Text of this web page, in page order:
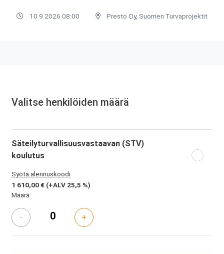
10.9.2026 08:00 Presto Oy, Suomen Turvaprojektit
Valitse henkilöiden määrä
Säteilyturvallisuusvastaavan (STV)
koulutus
Syötä alennuskoodi
1 610,00 € (+ALV 25,5 %)
Määrä:
- +